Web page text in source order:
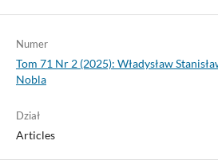
Numer
Tom 71 Nr 2 (2025): Władysław
Nobla
Dział
Articles